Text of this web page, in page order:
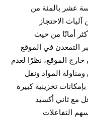
عشر بالمئة من
الاحتجاز
أمانًا من حيث
التمعدن في الموقع
خارج الموقع، نظرًا لعدم
المواد ونقل
تخزينية كبيرة
مع ثاني أكسيد
التفاعلات